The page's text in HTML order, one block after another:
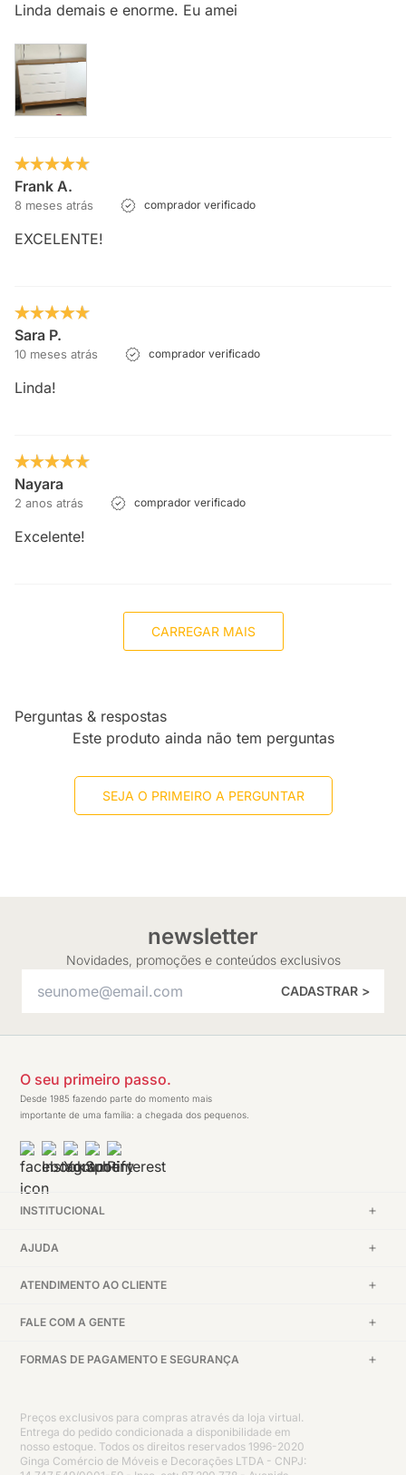
Linda demais e enorme. Eu amei
Frank A.
8 meses atrás comprador verificado
EXCELENTE!
Sara P.
10 meses atrás comprador verificado
Linda!
Nayara
2 anos atrás comprador verificado
Excelente!
CARREGAR MAIS
Perguntas & respostas
Este produto ainda não tem perguntas
SEJA O PRIMEIRO A PERGUNTAR
newsletter
Novidades, promoções e conteúdos exclusivos
CADASTRAR >
O seu primeiro passo.
Desde 1985 fazendo parte do momento mais
importante de uma família: a chegada dos pequenos.
INSTITUCIONAL
AJUDA
ATENDIMENTO AO CLIENTE
FALE COM A GENTE
FORMAS DE PAGAMENTO E SEGURANÇA
Preços exclusivos para compras através da loja virtual.
Entrega do pedido condicionada a disponibilidade em
nosso estoque. Todos os direitos reservados 1996-2020
Ginga Comércio de Móveis e Decorações LTDA - CNPJ: